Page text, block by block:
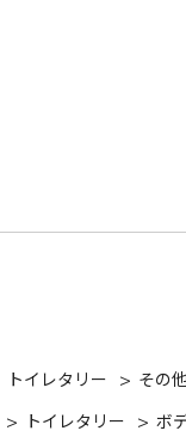
トイレタリー > その
> トイレタリー > ボ